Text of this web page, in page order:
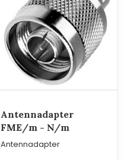
Antennadapter
FME/m - N/m
Antennadapter